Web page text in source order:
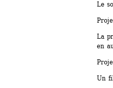
Le
La
en
Un